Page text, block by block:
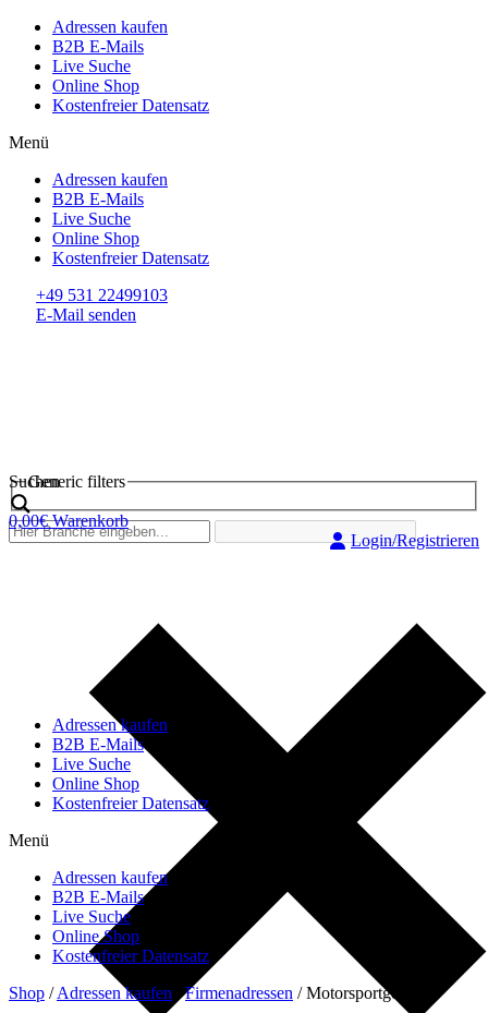
Adressen kaufen
B2B E-Mails
Live Suche
Online Shop
Kostenfreier Datensatz
Menü
Adressen kaufen
B2B E-Mails
Live Suche
Online Shop
Kostenfreier Datensatz
+49 531 22499103
E-Mail senden
Suchen
Generic filters
0,00€ Warenkorb
Login/Registrieren
Adressen kaufen
B2B E-Mails
Live Suche
Online Shop
Kostenfreier Datensatz
Menü
Adressen kaufen
B2B E-Mails
Live Suche
Online Shop
Kostenfreier Datensatz
Shop /Adressen kaufen /Firmenadressen /Motorsportgeschäft